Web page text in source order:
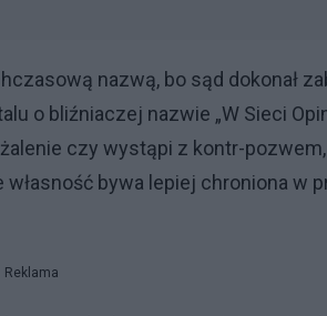
nazwą, bo sąd dokonał
o bliźniaczej nazwie „W Sieci
czy wystąpi z kontr-
bywa lepiej chroniona w
Reklama